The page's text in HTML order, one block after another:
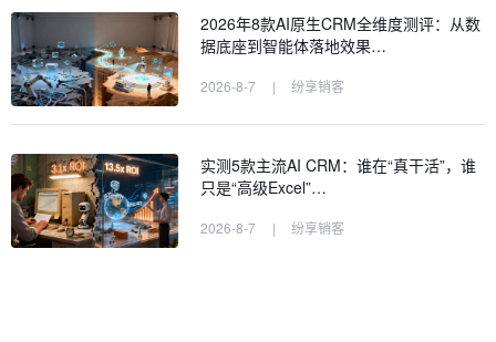
2026年8款AI原生CRM全维度测评：从数
据底座到智能体落地效果…
2026-8-7 | 纷享销客
实测5款主流AI CRM：谁在“真干活”，谁
只是“高级Excel”…
2026-8-7 | 纷享销客